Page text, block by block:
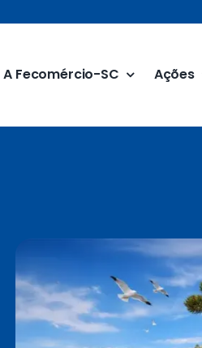
A Fecomércio-SC Ações